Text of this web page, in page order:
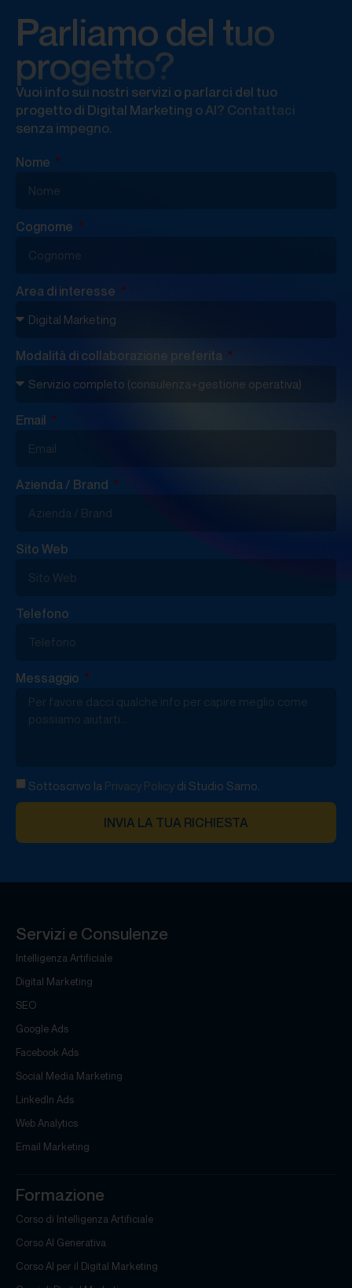
Parliamo del tuo
progetto?
Vuoi info sui nostri servizi o parlarci del tuo
progetto di Digital Marketing o AI? Contattaci
senza impegno.
Nome
Cognome
Area di interesse
Modalità di collaborazione preferita
Email
Azienda / Brand
Sito Web
Telefono
Messaggio
Sottoscrivo la Privacy Policy di Studio Samo.
INVIA LA TUA RICHIESTA
Servizi e Consulenze
Intelligenza Artificiale
Digital Marketing
SEO
Google Ads
Facebook Ads
Social Media Marketing
LinkedIn Ads
Web Analytics
Email Marketing
Formazione
Corso di Intelligenza Artificiale
Corso AI Generativa
Corso AI per il Digital Marketing